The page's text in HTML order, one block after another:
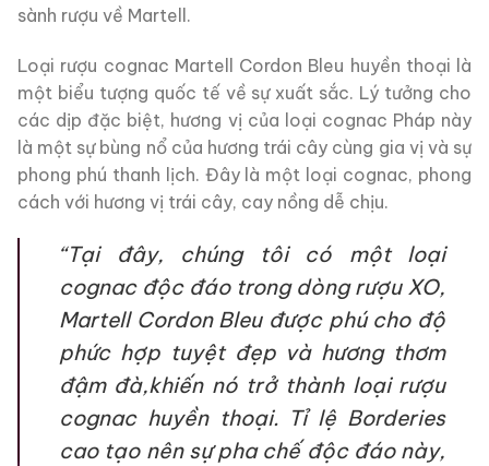
sành rượu về Martell.
Loại rượu cognac Martell Cordon Bleu huyền thoại là
một biểu tượng quốc tế về sự xuất sắc. Lý tưởng cho
các dịp đặc biệt, hương vị của loại cognac Pháp này
là một sự bùng nổ của hương trái cây cùng gia vị và sự
phong phú thanh lịch. Đây là một loại cognac, phong
cách với hương vị trái cây, cay nồng dễ chịu.
“Tại đây, chúng tôi có một loại
cognac độc đáo trong dòng rượu XO,
Martell Cordon Bleu được phú cho độ
phức hợp tuyệt đẹp và hương thơm
đậm đà,khiến nó trở thành loại rượu
cognac huyền thoại. Tỉ lệ Borderies
cao tạo nên sự pha chế độc đáo này,